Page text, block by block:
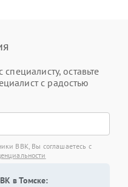
оставьте
с радостью
BBK, Вы соглашаетесь с
в Томске: